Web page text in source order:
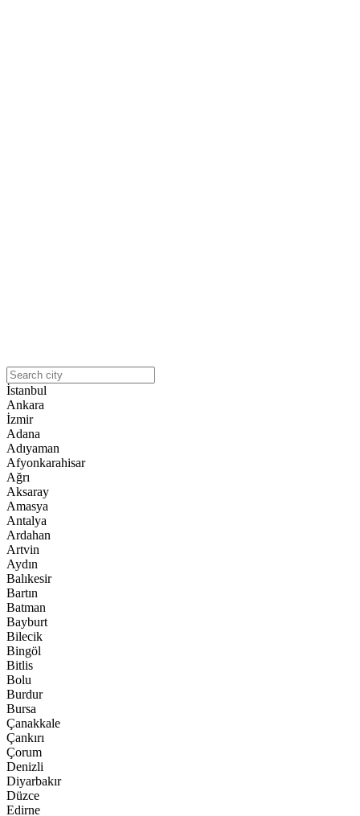
İstanbul
Ankara
İzmir
Adana
Adıyaman
Afyonkarahisar
Ağrı
Aksaray
Amasya
Antalya
Ardahan
Artvin
Aydın
Balıkesir
Bartın
Batman
Bayburt
Bilecik
Bingöl
Bitlis
Bolu
Burdur
Bursa
Çanakkale
Çankırı
Çorum
Denizli
Diyarbakır
Düzce
Edirne